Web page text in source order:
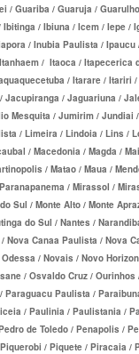
PLANO DE SAÚDE
GUARULHOS PLANO DE
PAULO
/ Guariba / Guaruja /
/ Ibiuna / Icem / Iepe /
/ Inubia Paulista /
/ Itaoca / Itapecerica
/ Itarare / Itariri
/ Jaguariuna /
Mesquita / Jumirim /
/ Limeira / Lindoia / Lins /
/ Macedonia / Magda /
/ Matao / Maua /
/ Mirassol /
Sul / Monte Alto / Monte
do Sul / Nantes /
Canaa Paulista / Nova
/ Novais / Novo
/ Osvaldo Cruz /
Paulista /
/ Paulinia / Paulistania /
de Toledo / Penapolis /
/ Piquete / Piracaia